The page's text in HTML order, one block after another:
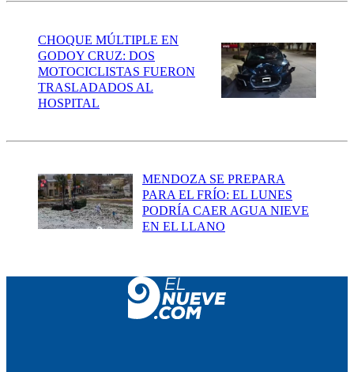
CHOQUE MÚLTIPLE EN
GODOY CRUZ: DOS
MOTOCICLISTAS FUERON
TRASLADADOS AL
HOSPITAL
MENDOZA SE PREPARA
PARA EL FRÍO: EL LUNES
PODRÍA CAER AGUA NIEVE
EN EL LLANO